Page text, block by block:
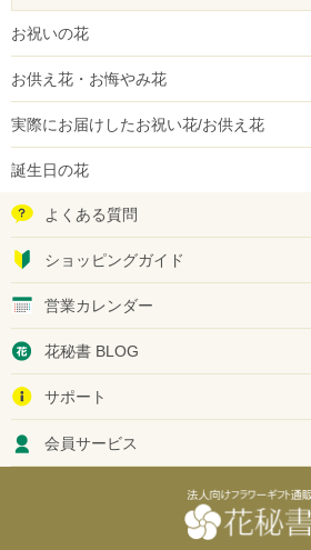
お祝いの花
お供え花・お悔やみ花
実際にお届けしたお祝い花/お供え花
誕生日の花
よくある質問
ショッピングガイド
営業カレンダー
花秘書 BLOG
サポート
会員サービス